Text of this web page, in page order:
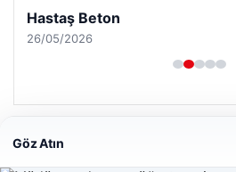
Hastaş Beton
26/05/2026
Göz Atın